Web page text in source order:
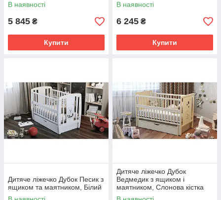
В наявності
5 845 ₴
Купити
В наявності
6 245 ₴
Купити
Дитяче ліжечко Дубок Песик з
ящиком та маятником, Білий
Дитяче ліжечко Дубок
Ведмедик з ящиком і
маятником, Слонова кістка